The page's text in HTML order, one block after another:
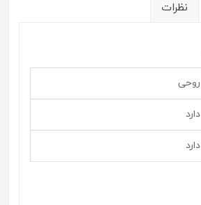
نظرات
روحی
دارد
دارد